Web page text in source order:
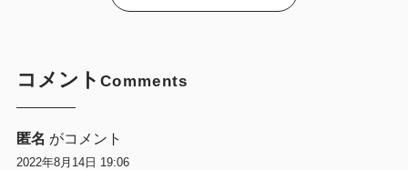
コメント Comments
匿名 がコメント
2022年8月14日 19:06